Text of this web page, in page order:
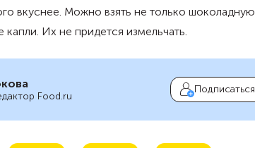
вкуснее. Можно взять не только шоколадную
Их не придется измельчать.
Food.ru
Подписаться